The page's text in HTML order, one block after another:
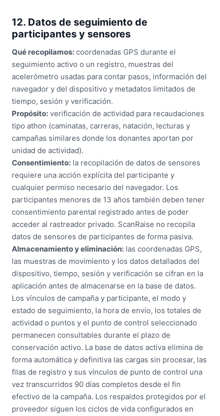
12. Datos de seguimiento de
participantes y sensores
Qué recopilamos: coordenadas GPS durante el
seguimiento activo o un registro, muestras del
acelerómetro usadas para contar pasos, información del
navegador y del dispositivo y metadatos limitados de
tiempo, sesión y verificación.
Propósito: verificación de actividad para recaudaciones
tipo athon (caminatas, carreras, natación, lecturas y
campañas similares donde los donantes aportan por
unidad de actividad).
Consentimiento: la recopilación de datos de sensores
requiere una acción explícita del participante y
cualquier permiso necesario del navegador. Los
participantes menores de 13 años también deben tener
consentimiento parental registrado antes de poder
acceder al rastreador privado. ScanRaise no recopila
datos de sensores de participantes de forma pasiva.
Almacenamiento y eliminación: las coordenadas GPS,
las muestras de movimiento y los datos detallados del
dispositivo, tiempo, sesión y verificación se cifran en la
aplicación antes de almacenarse en la base de datos.
Los vínculos de campaña y participante, el modo y
estado de seguimiento, la hora de envío, los totales de
actividad o puntos y el punto de control seleccionado
permanecen consultables durante el plazo de
conservación activo. La base de datos activa elimina de
forma automática y definitiva las cargas sin procesar, las
filas de registro y sus vínculos de punto de control una
vez transcurridos 90 días completos desde el fin
efectivo de la campaña. Los respaldos protegidos por el
proveedor siguen los ciclos de vida configurados en